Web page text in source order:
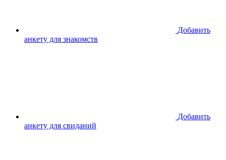
Добавить
анкету для знакомств
Добавить
анкету для свиданий